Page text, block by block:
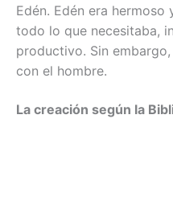
Edén. Edén era hermoso
todo lo que necesitaba,
productivo. Sin
con el hombre.
La creación según la